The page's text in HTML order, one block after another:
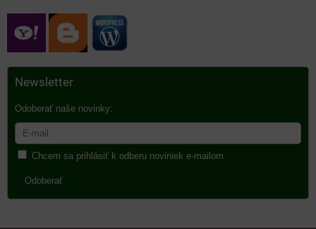
Newsletter
Odoberať naše novinky:
Chcem sa prihlásiť k odberu noviniek e-mailom
Odoberať